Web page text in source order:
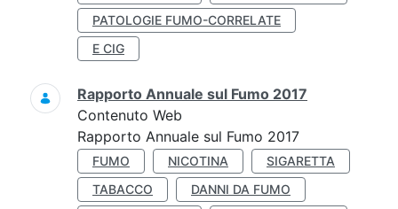
PATOLOGIE FUMO-CORRELATE
E CIG
Rapporto Annuale sul Fumo 2017
Contenuto Web
Rapporto Annuale sul Fumo 2017
FUMO NICOTINA
SIGARETTA
TABACCO
DANNI DA FUMO